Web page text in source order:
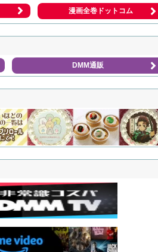
漫画全巻ドットコム
DMM通販